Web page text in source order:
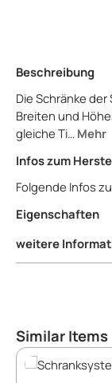
Beschreibung
Die Schränke
Breiten und
gleiche Ti… Mehr
Infos zum
Folgende Infos
Eigenschaften
weitere
Produktgalerie
Similar Items